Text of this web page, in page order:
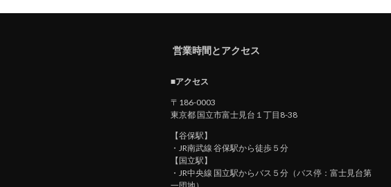
営業時間とアクセス
■アクセス
〒186-0003
東京都 国立市富士見台１丁目8-38
【谷保駅】
・JR南武線 谷保駅から徒歩５分
【国立駅】
・JR中央線 国立駅からバス５分（バス停：富士見台第